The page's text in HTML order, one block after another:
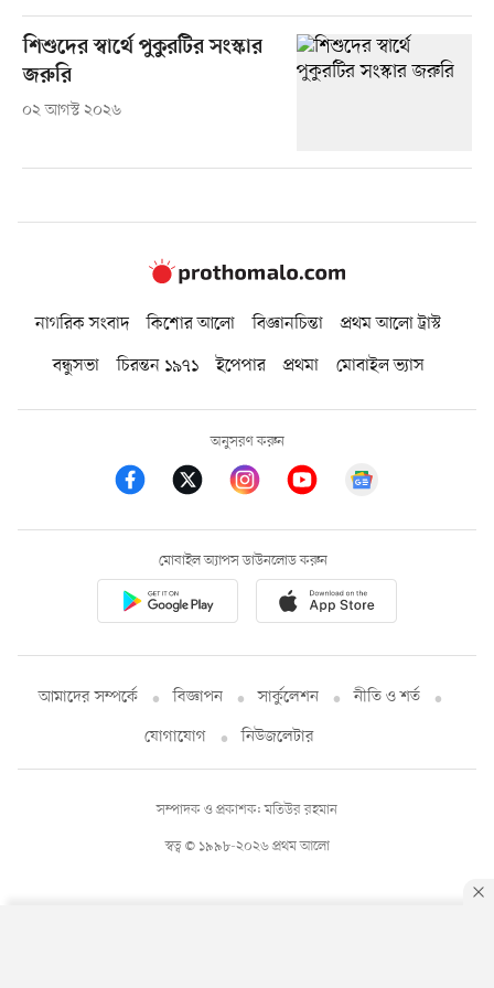
শিশুদের স্বার্থে পুকুরটির সংস্কার
জরুরি
০২ আগস্ট ২০২৬
নাগরিক সংবাদ কিশোর আলো বিজ্ঞানচিন্তা
প্রথম আলো ট্রাস্ট
বন্ধুসভা
চিরন্তন ১৯৭১ ইপেপার প্রথমা মোবাইল ভ্যাস
অনুসরণ করুন
মোবাইল অ্যাপস ডাউনলোড করুন
আমাদের সম্পর্কে বিজ্ঞাপন সার্কুলেশন
নীতি ও শর্ত
যোগাযোগ
নিউজলেটার
স্বত্ব © ১৯৯৮-২০২৬ প্রথম আলো
সম্পাদক ও প্রকাশক: মতিউর রহমান